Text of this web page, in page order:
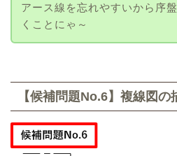
アース線を忘れやすいから序
くことにゃ～
【候補問題No.6】複線図の